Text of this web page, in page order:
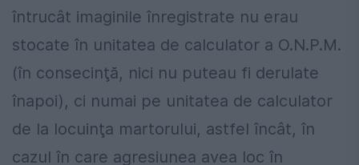
întrucât imaginile înregistrate nu erau
stocate în unitatea de calculator a O.N.P.M.
(în consecinţă, nici nu puteau fi derulate
înapoi), ci numai pe unitatea de calculator
de la locuinţa martorului, astfel încât, în
cazul în care agresiunea avea loc în